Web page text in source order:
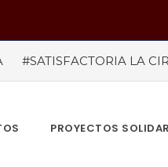
#SATISFACTORIA LA
#“LAS
DE LUCES EN BOGOTA
PROYECTOS